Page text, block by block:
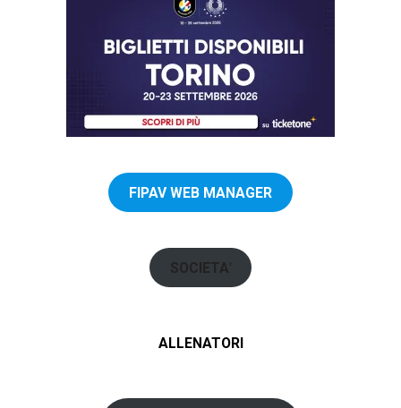
FIPAV WEB MANAGER
SOCIETA'
ALLENATORI